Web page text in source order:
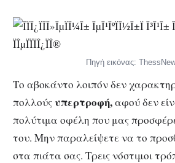
Πηγή εικόνας:
Το αβοκάντο λοιπόν δεν
πολλούςυπερτροφή,αφού δεν
πολύτιμα οφέλη που μας
του. Μην παραλείψετε να το
στα πιάτα σας. Τρεις νόστιμοι